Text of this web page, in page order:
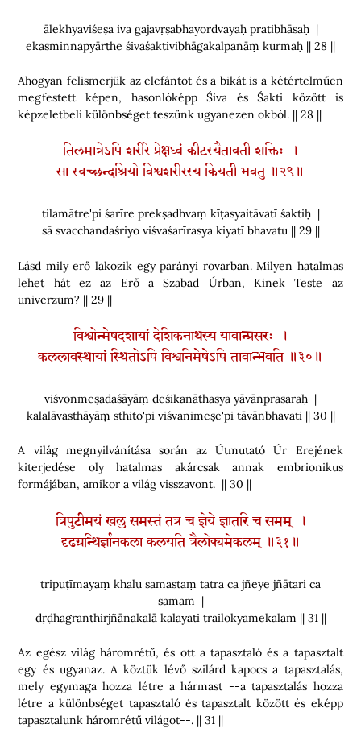
ālekhyaviśeṣa iva gajavṛṣabhayordvayaḥ pratibhāsaḥ |
ekasminnapyārthe śivaśaktivibhāgakalpanāṃ kurmaḥ || 28 ||
Ahogyan felismerjük az elefántot és a bikát is a kétértelműen
megfestett képen, hasonlóképp Śiva és Śakti között is
képzeletbeli különbséget teszünk ugyanezen okból. || 28 ||
तिलमात्रेऽपि शरीरे प्रेक्षध्वं कीटस्यैतावती शक्तिः ।
सा स्वच्छन्दश्रियो विश्वशरीरस्य कियती भवतु ॥२९॥
tilamātre'pi śarīre prekṣadhvaṃ kīṭasyaitāvatī śaktiḥ |
sā svacchandaśriyo viśvaśarīrasya kiyatī bhavatu || 29 ||
Lásd mily erő lakozik egy parányi rovarban. Milyen hatalmas
lehet hát ez az Erő a Szabad Úrban, Kinek Teste az
univerzum? || 29 ||
विश्वोन्मेषदशायां देशिकनाथस्य यावान्प्रसरः ।
कललावस्थायां स्थितोऽपि विश्वनिमेषेऽपि तावान्भवति ॥३०॥
viśvonmeṣadaśāyāṃ deśikanāthasya yāvānprasaraḥ |
kalalāvasthāyāṃ sthito'pi viśvanimeṣe'pi tāvānbhavati || 30 ||
A világ megnyilvánítása során az Útmutató Úr Erejének
kiterjedése oly hatalmas akárcsak annak embrionikus
formájában, amikor a világ visszavont. || 30 ||
त्रिपुटीमयं खलु समस्तं तत्र च ज्ञेये ज्ञातरि च समम् ।
दृढग्रन्थिर्ज्ञानकला कलयति त्रैलोक्यमेकलम् ॥३१॥
tripuṭīmayaṃ khalu samastaṃ tatra ca jñeye jñātari ca
samam |
dṛḍhagranthirjñānakalā kalayati trailokyamekalam || 31 ||
Az egész világ háromrétű, és ott a tapasztaló és a tapasztalt
egy és ugyanaz. A köztük lévő szilárd kapocs a tapasztalás,
mely egymaga hozza létre a hármast --a tapasztalás hozza
létre a különbséget tapasztaló és tapasztalt között és eképp
tapasztalunk háromrétű világot--. || 31 ||